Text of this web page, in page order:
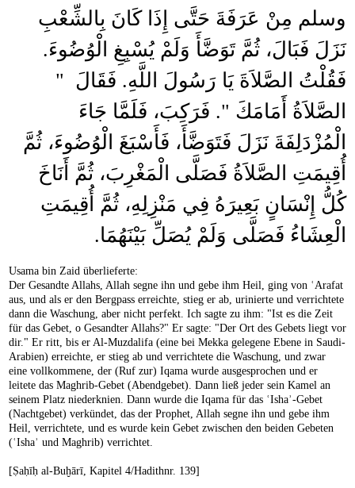
وسلم مِنْ عَرَفَةَ حَتَّى إِذَا كَانَ بِالشِّعْبِ
نَزَلَ فَبَالَ، ثُمَّ تَوَضَّأَ وَلَمْ يُسْبِغِ الْوُضُوءَ‏.‏
فَقُلْتُ الصَّلاَةَ يَا رَسُولَ اللَّهِ‏.‏ فَقَالَ ‏ "‏
الصَّلاَةُ أَمَامَكَ ‏"‏‏.‏ فَرَكِبَ، فَلَمَّا جَاءَ
الْمُزْدَلِفَةَ نَزَلَ فَتَوَضَّأَ، فَأَسْبَغَ الْوُضُوءَ، ثُمَّ
أُقِيمَتِ الصَّلاَةُ فَصَلَّى الْمَغْرِبَ، ثُمَّ أَنَاخَ
كُلُّ إِنْسَانٍ بَعِيرَهُ فِي مَنْزِلِهِ، ثُمَّ أُقِيمَتِ
الْعِشَاءُ فَصَلَّى وَلَمْ يُصَلِّ بَيْنَهُمَا‏.‏
Usama bin Zaid überlieferte:
Der Gesandte Allahs, Allah segne ihn und gebe ihm Heil, ging von ʿArafat
aus, und als er den Bergpass erreichte, stieg er ab, urinierte und verrichtete
dann die Waschung, aber nicht perfekt. Ich sagte zu ihm: "Ist es die Zeit
für das Gebet, o Gesandter Allahs?" Er sagte: "Der Ort des Gebets liegt vor
dir." Er ritt, bis er Al-Muzdalifa (eine bei Mekka gelegene Ebene in Saudi-
Arabien) erreichte, er stieg ab und verrichtete die Waschung, und zwar
eine vollkommene, der (Ruf zur) Iqama wurde ausgesprochen und er
leitete das Maghrib-Gebet (Abendgebet). Dann ließ jeder sein Kamel an
seinem Platz niederknien. Dann wurde die Iqama für das ʿIshaʾ-Gebet
(Nachtgebet) verkündet, das der Prophet, Allah segne ihn und gebe ihm
Heil, verrichtete, und es wurde kein Gebet zwischen den beiden Gebeten
(ʿIshaʾ und Maghrib) verrichtet.
[Ṣaḥīḥ al-Buḫārī, Kapitel 4/Hadithnr. 139]